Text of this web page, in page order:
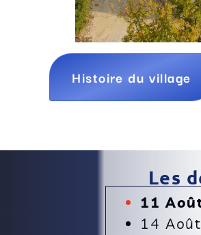
Histoire du village
Les
11
14